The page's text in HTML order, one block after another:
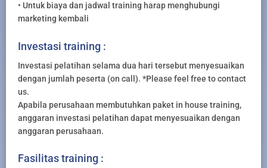
• Untuk biaya dan jadwal training harap menghubungi
marketing kembali
Investasi training :
Investasi pelatihan selama dua hari tersebut menyesuaikan
dengan jumlah peserta (on call). *Please feel free to contact
us.
Apabila perusahaan membutuhkan paket in house training,
anggaran investasi pelatihan dapat menyesuaikan dengan
anggaran perusahaan.
Fasilitas training :